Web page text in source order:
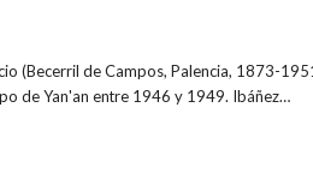
(Becerril de Campos, Palencia, 1873-
de Yan'an entre 1946 y 1949. Ibáñez…